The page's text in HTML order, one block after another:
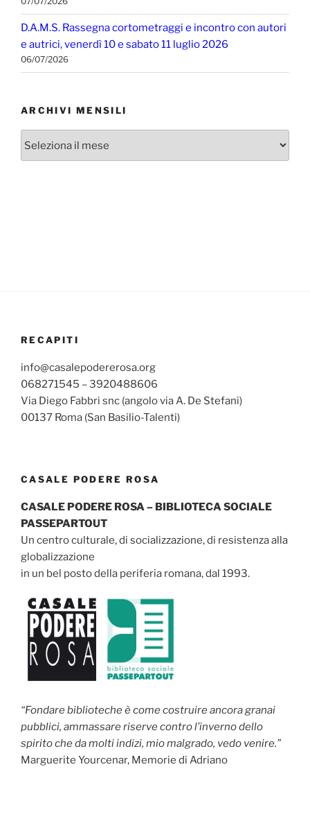
D.A.M.S. Rassegna cortometraggi e incontro con autori
e autrici, venerdì 10 e sabato 11 luglio 2026
06/07/2026
ARCHIVI MENSILI
RECAPITI
info@casalepodererosa.org
068271545 – 3920488606
Via Diego Fabbri snc (angolo via A. De Stefani)
00137 Roma (San Basilio-Talenti)
CASALE PODERE ROSA
CASALE PODERE ROSA – BIBLIOTECA SOCIALE
PASSEPARTOUT
Un centro culturale, di socializzazione, di resistenza alla
globalizzazione
in un bel posto della periferia romana, dal 1993.
“Fondare biblioteche è come costruire ancora granai
pubblici, ammassare riserve contro l’inverno dello
spirito che da molti indizi, mio malgrado, vedo venire.”
Marguerite Yourcenar, Memorie di Adriano